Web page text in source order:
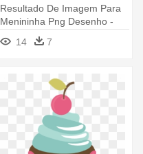
Resultado De Imagem Para
Menininha Png Desenho -
Imagenes De Dolls Png
14 7